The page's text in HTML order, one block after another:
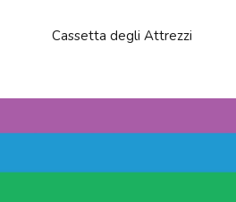
Cassetta degli Attrezzi